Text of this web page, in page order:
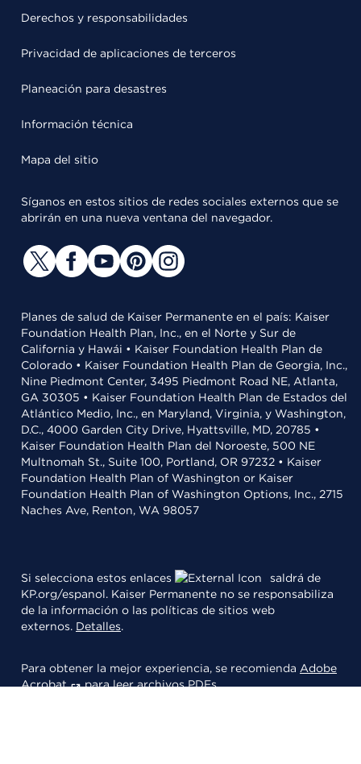
Derechos y responsabilidades
Privacidad de aplicaciones de terceros
Planeación para desastres
Información técnica
Mapa del sitio
Síganos en estos sitios de redes sociales externos que se
abrirán en una nueva ventana del navegador.
Planes de salud de Kaiser Permanente en el país: Kaiser
Foundation Health Plan, Inc., en el Norte y Sur de
California y Hawái • Kaiser Foundation Health Plan de
Colorado • Kaiser Foundation Health Plan de Georgia, Inc.,
Nine Piedmont Center, 3495 Piedmont Road NE, Atlanta,
GA 30305 • Kaiser Foundation Health Plan de Estados del
Atlántico Medio, Inc., en Maryland, Virginia, y Washington,
D.C., 4000 Garden City Drive, Hyattsville, MD, 20785 •
Kaiser Foundation Health Plan del Noroeste, 500 NE
Multnomah St., Suite 100, Portland, OR 97232 • Kaiser
Foundation Health Plan of Washington or Kaiser
Foundation Health Plan of Washington Options, Inc., 2715
Naches Ave, Renton, WA 98057
Si selecciona estos enlaces
saldrá de
KP.org/espanol. Kaiser Permanente no se responsabiliza
de la información o las políticas de sitios web
externos. Detalles.
Para obtener la mejor experiencia, se recomienda Adobe
Acrobat
para leer archivos PDFs.